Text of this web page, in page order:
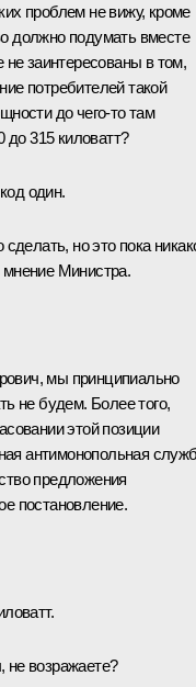
проблем не вижу, кроме
должно подумать вместе
заинтересованы в том,
потребителей такой
до чего-то там
до 315 киловатт?
один.
но это пока
Министра.
мы принципиально
не будем. Более того,
этой позиции
антимонопольная
предложения
постановление.
возражаете?